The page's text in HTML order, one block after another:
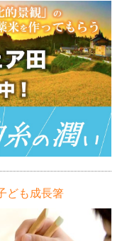
ども成長箸